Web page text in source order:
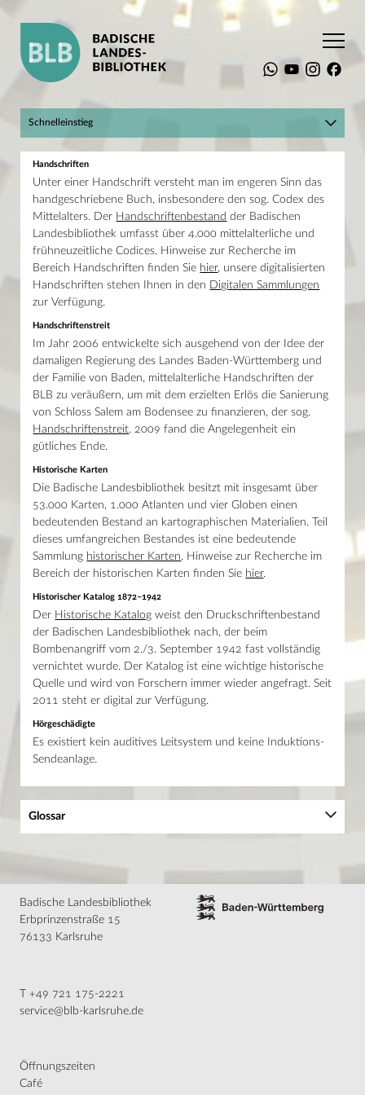
Startseite Glossar
Suchen
Die BLB
Service
Sammlungen
Aktuelles
Kalender
News
Presse
Mein Konto
Shop
A
B
C
D
F
G
J
K
L
M
O
P
R
S
U
V
W
Kontakt
Handschriften
Unter einer Handschrift versteht man im engeren Sinn das
handgeschriebene Buch, insbesondere den sog. Codex des
Mittelalters. Der Handschriftenbestand der Badischen
Landesbibliothek umfasst über 4.000 mittelalterliche und
frühneuzeitliche Codices. Hinweise zur Recherche im
Bereich Handschriften finden Sie hier, unsere digitalisierten
Handschriften stehen Ihnen in den Digitalen Sammlungen
zur Verfügung.
Handschriftenstreit
Im Jahr 2006 entwickelte sich ausgehend von der Idee der
damaligen Regierung des Landes Baden-Württemberg und
der Familie von Baden, mittelalterliche Handschriften der
BLB zu veräußern, um mit dem erzielten Erlös die Sanierung
von Schloss Salem am Bodensee zu finanzieren, der sog.
Handschriftenstreit. 2009 fand die Angelegenheit ein
gütliches Ende.
Historische Karten
Die Badische Landesbibliothek besitzt mit insgesamt über
53.000 Karten, 1.000 Atlanten und vier Globen einen
bedeutenden Bestand an kartographischen Materialien. Teil
dieses umfangreichen Bestandes ist eine bedeutende
Sammlung historischer Karten. Hinweise zur Recherche im
Bereich der historischen Karten finden Sie hier.
Historischer Katalog 1872–1942
Der Historische Katalog weist den Druckschriftenbestand
der Badischen Landesbibliothek nach, der beim
Bombenangriff vom 2./3. September 1942 fast vollständig
vernichtet wurde. Der Katalog ist eine wichtige historische
Quelle und wird von Forschern immer wieder angefragt. Seit
2011 steht er digital zur Verfügung.
Hörgeschädigte
Es existiert kein auditives Leitsystem und keine Induktions-
Sendeanlage.
Schnelleinstieg
Hier geht's zum BLBlog!
Katalog plus
Raumbuchungssystem
Landesbibliographie
Digitale Sammlungen
Infos für Einsteiger
Online-Kurse und Tutorials
Adresse
Erbprinzenstraße 15
76133 Karlsruhe
service@blb-karlsruhe.de
Öffnungszeiten
Haupthaus
Mo–Fr 9–19 Uhr / Sa 10–18 Uhr
Mo–Mi/Fr 9.30–16 Uhr / Do 9.30–18 Uhr
Wissenstor
Mo–Fr 9–22 Uhr / Sa–So 10–22 Uhr
Glossar
D
E
F
J
K
O
P
Badische Landesbibliothek
Erbprinzenstraße 15
76133 Karlsruhe
T +49 721 175-2221
service@blb-karlsruhe.de
Öffnungszeiten
Café